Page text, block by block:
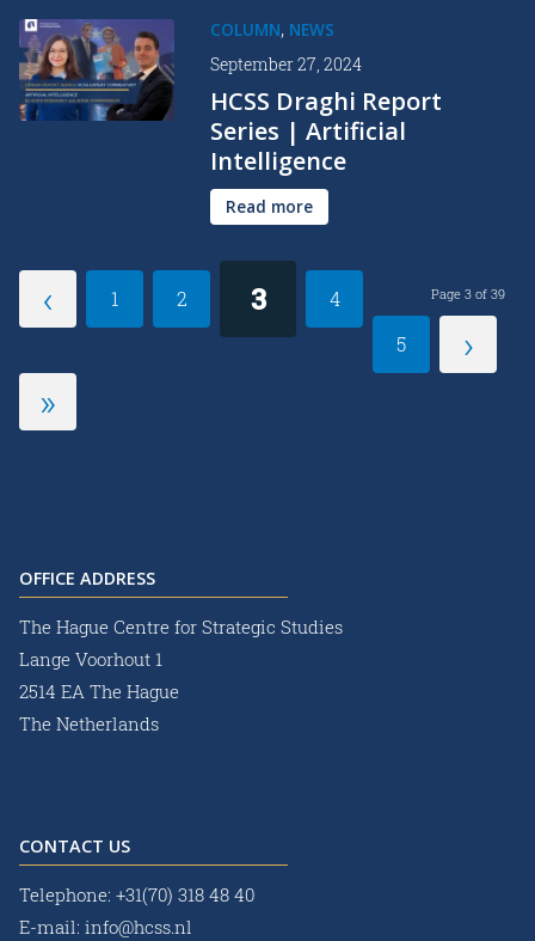
COLUMN, NEWS
September 27, 2024
HCSS Draghi Report
Series | Artificial
Intelligence
Read more
Page 3 of 39
‹ 1 2 3
4
5
›
»
OFFICE ADDRESS
The Hague Centre for Strategic Studies
Lange Voorhout 1
2514 EA The Hague
The Netherlands
CONTACT US
Telephone: +31(70) 318 48 40
E-mail: info@hcss.nl